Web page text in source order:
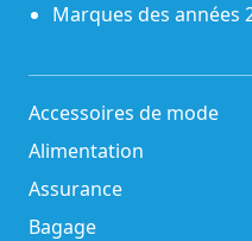
Marques des années
Accessoires de mode
Alimentation
Assurance
Bagage